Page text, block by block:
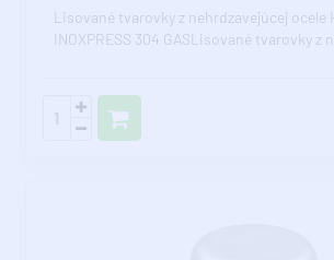
Lisované tvarovky z nehrdzavejúcej ocele
INOXPRESS 304 GASLisované tvarovky z